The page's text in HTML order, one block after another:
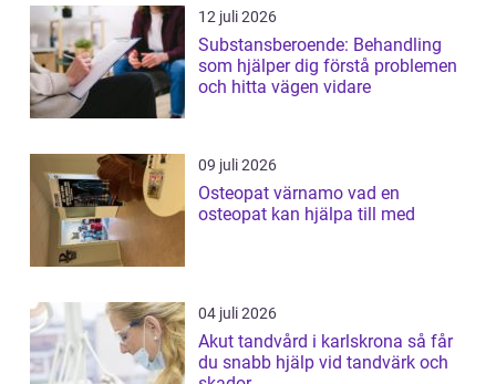
12 juli 2026
Substansberoende: Behandling
som hjälper dig förstå problemen
och hitta vägen vidare
09 juli 2026
Osteopat värnamo vad en
osteopat kan hjälpa till med
04 juli 2026
Akut tandvård i karlskrona så får
du snabb hjälp vid tandvärk och